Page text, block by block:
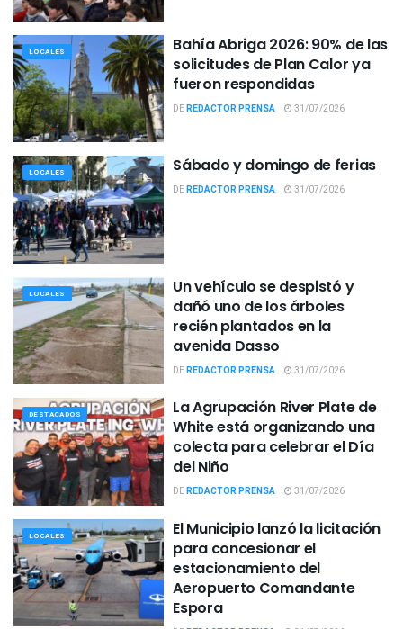
LOCALES
Bahía Abriga 2026: 90% de las
solicitudes de Plan Calor ya
fueron respondidas
DEREDACTOR PRENSA 31/07/2026
LOCALES Sábado y domingo de ferias
DEREDACTOR PRENSA 31/07/2026
LOCALES
Un vehículo se despistó y
dañó uno de los árboles
recién plantados en la
avenida Dasso
DEREDACTOR PRENSA 31/07/2026
DESTACADOS
La Agrupación River Plate de
White está organizando una
colecta para celebrar el Día
del Niño
DEREDACTOR PRENSA 31/07/2026
LOCALES
El Municipio lanzó la licitación
para concesionar el
estacionamiento del
Aeropuerto Comandante
Espora